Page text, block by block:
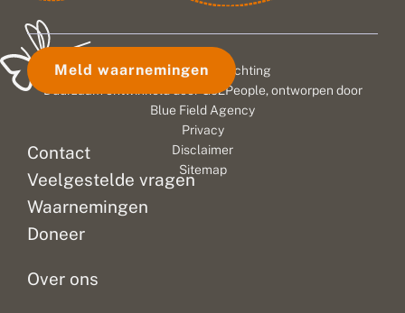
Contact
Veelgestelde vragen
Waarnemingen
Doneer
Over ons
Meld waarnemingen
© 2026 Vlinderstichting
Duurzaam ontwikkeld door
Go2People, ontworpen door
Blue Field Agency
Privacy
Disclaimer
Sitemap